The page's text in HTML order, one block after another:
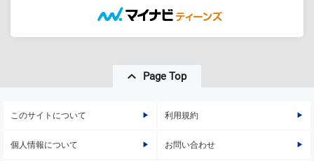
Page Top
このサイトについて 利用規約
個人情報について お問い合わせ